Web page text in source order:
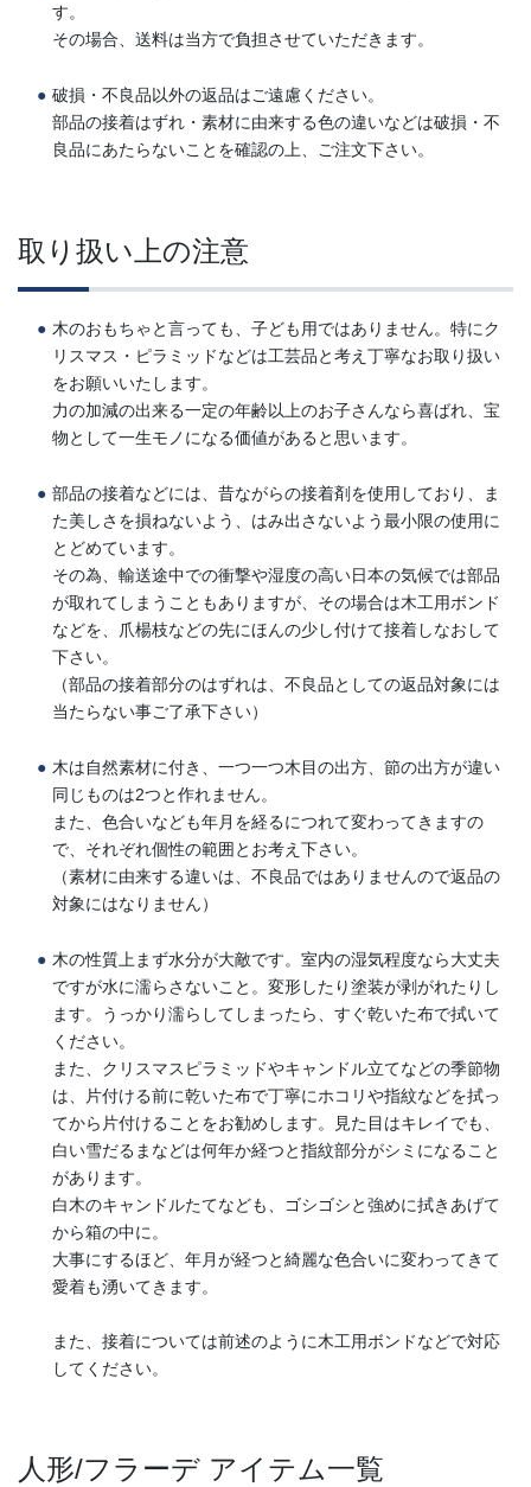
す。
その場合、送料は当方で負担させていただきます。
破損・不良品以外の返品はご遠慮ください。
部品の接着はずれ・素材に由来する色の違いなどは破損・不
良品にあたらないことを確認の上、ご注文下さい。
取り扱い上の注意
木のおもちゃと言っても、子ども用ではありません。特にク
リスマス・ピラミッドなどは工芸品と考え丁寧なお取り扱い
をお願いいたします。
力の加減の出来る一定の年齢以上のお子さんなら喜ばれ、宝
物として一生モノになる価値があると思います。
部品の接着などには、昔ながらの接着剤を使用しており、ま
た美しさを損ねないよう、はみ出さないよう最小限の使用に
とどめています。
その為、輸送途中での衝撃や湿度の高い日本の気候では部品
が取れてしまうこともありますが、その場合は木工用ボンド
などを、爪楊枝などの先にほんの少し付けて接着しなおして
下さい。
（部品の接着部分のはずれは、不良品としての返品対象には
当たらない事ご了承下さい）
木は自然素材に付き、一つ一つ木目の出方、節の出方が違い
同じものは2つと作れません。
また、色合いなども年月を経るにつれて変わってきますの
で、それぞれ個性の範囲とお考え下さい。
（素材に由来する違いは、不良品ではありませんので返品の
対象にはなりません）
木の性質上まず水分が大敵です。室内の湿気程度なら大丈夫
ですが水に濡らさないこと。変形したり塗装が剥がれたりし
ます。うっかり濡らしてしまったら、すぐ乾いた布で拭いて
ください。
また、クリスマスピラミッドやキャンドル立てなどの季節物
は、片付ける前に乾いた布で丁寧にホコリや指紋などを拭っ
てから片付けることをお勧めします。見た目はキレイでも、
白い雪だるまなどは何年か経つと指紋部分がシミになること
があります。
白木のキャンドルたてなども、ゴシゴシと強めに拭きあげて
から箱の中に。
大事にするほど、年月が経つと綺麗な色合いに変わってきて
愛着も湧いてきます。
また、接着については前述のように木工用ボンドなどで対応
してください。
人形/フラーデ アイテム一覧